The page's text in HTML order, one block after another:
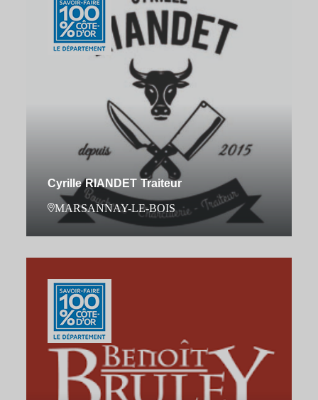
Cyrille RIANDET Traiteur
MARSANNAY-LE-BOIS